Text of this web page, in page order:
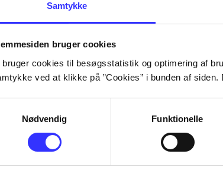
Samtykke
bruger cookies
bruger cookies til besøgsstatistik og optimering af
ved at klikke på ”Cookies” i bunden af
Nødvendig
Funktionelle
...
...
...